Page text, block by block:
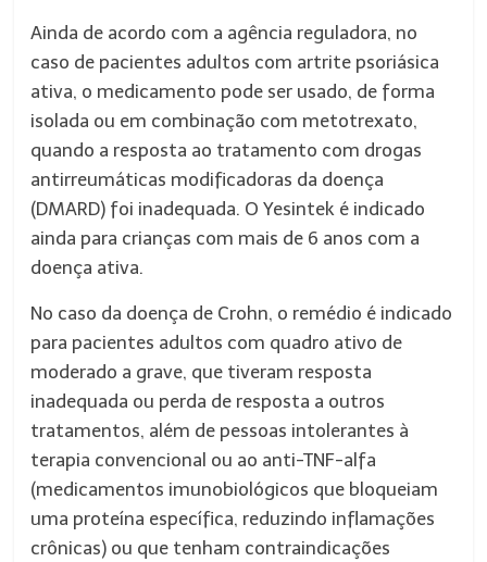
Ainda de acordo com a agência reguladora, no
caso de pacientes adultos com artrite psoriásica
ativa, o medicamento pode ser usado, de forma
isolada ou em combinação com metotrexato,
quando a resposta ao tratamento com drogas
antirreumáticas modificadoras da doença
(DMARD) foi inadequada. O Yesintek é indicado
ainda para crianças com mais de 6 anos com a
doença ativa.
No caso da doença de Crohn, o remédio é indicado
para pacientes adultos com quadro ativo de
moderado a grave, que tiveram resposta
inadequada ou perda de resposta a outros
tratamentos, além de pessoas intolerantes à
terapia convencional ou ao anti-TNF-alfa
(medicamentos imunobiológicos que bloqueiam
uma proteína específica, reduzindo inflamações
crônicas) ou que tenham contraindicações